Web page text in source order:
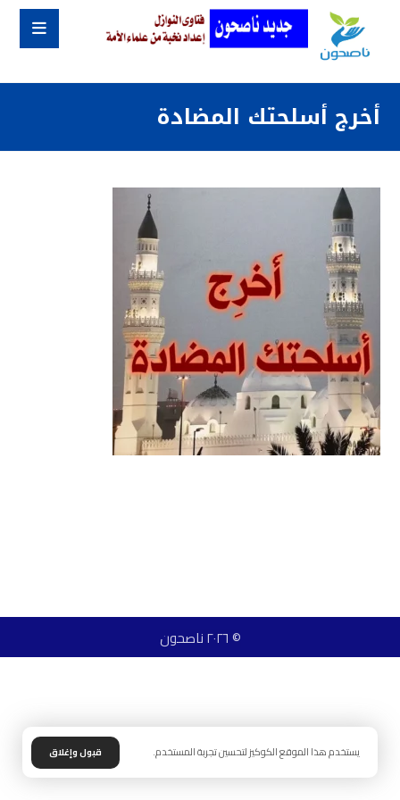
أخرج أسلحتك المضادة
© ٢٠٢٦ ناصحون
يستخدم هذا الموقع الكوكيز لتحسين تجربة المستخدم. قبول وإغلاق